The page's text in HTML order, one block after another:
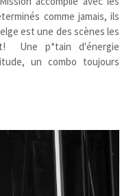
comme jamais, ils
est une des scènes les
Une p*tain d'énergie
un combo toujours